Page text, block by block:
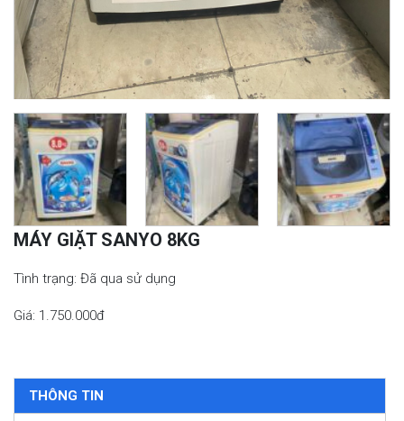
MÁY GIẶT SANYO 8KG
Tình trạng: Đã qua sử dụng
Giá: 1.750.000đ
THÔNG TIN